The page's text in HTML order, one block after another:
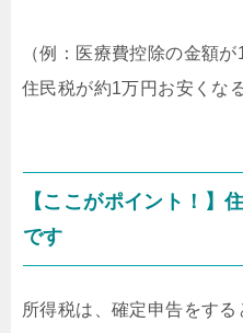
（例：医療費控除の金額
住民税が約1万円お安くな
【ここがポイント！】
です
所得税は、確定申告をす